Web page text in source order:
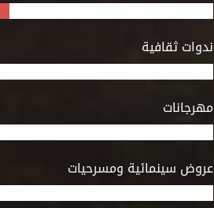
ندوات ثقافية
مهرجانات
عروض سينمائية ومسرحيات